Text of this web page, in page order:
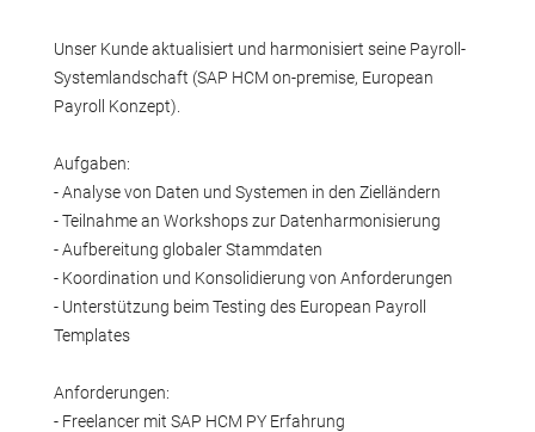
Unser Kunde aktualisiert und harmonisiert seine Payroll-
Systemlandschaft (SAP HCM on-premise, European
Payroll Konzept).
Aufgaben:
- Analyse von Daten und Systemen in den Zielländern
- Teilnahme an Workshops zur Datenharmonisierung
- Aufbereitung globaler Stammdaten
- Koordination und Konsolidierung von Anforderungen
- Unterstützung beim Testing des European Payroll
Templates
Anforderungen:
- Freelancer mit SAP HCM PY Erfahrung